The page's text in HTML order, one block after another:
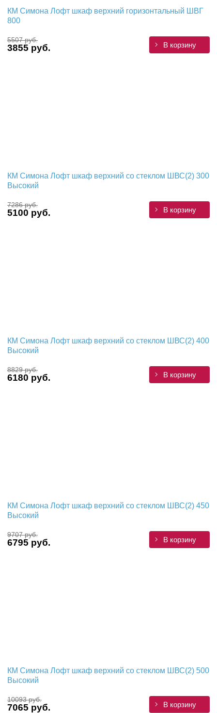
КМ Симона Лофт шкаф верхний горизонтальный ШВГ
800
5507 руб.
3855 руб. В корзину
КМ Симона Лофт шкаф верхний со стеклом ШВС(2) 300
Высокий
7286 руб.
5100 руб. В корзину
КМ Симона Лофт шкаф верхний со стеклом ШВС(2) 400
Высокий
8829 руб.
6180 руб. В корзину
КМ Симона Лофт шкаф верхний со стеклом ШВС(2) 450
Высокий
9707 руб.
6795 руб. В корзину
КМ Симона Лофт шкаф верхний со стеклом ШВС(2) 500
Высокий
10093 руб.
7065 руб. В корзину